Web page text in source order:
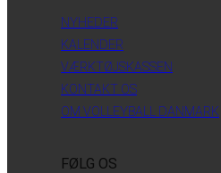
NYHEDER
KALENDER
VÆRKTØJSKASSEN
KONTAKT OS
OM VOLLEYBALL DANMARK
FØLG OS